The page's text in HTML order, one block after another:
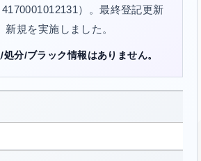
）。最終登記更新
新規を実施しました。
分/ブラック情報はありません。